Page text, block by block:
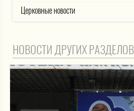
Церковные новости
НОВОСТИ ДРУГИХ РАЗДЕЛОВ